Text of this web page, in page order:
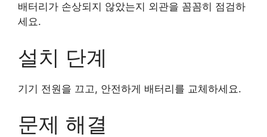
배터리가 손상되지 않았는지 외관을 꼼꼼히 점검하
세요.
설치 단계
기기 전원을 끄고, 안전하게 배터리를 교체하세요.
문제 해결